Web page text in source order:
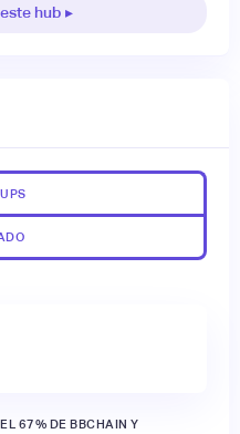
hub ▸
67% DE BBCHAIN Y